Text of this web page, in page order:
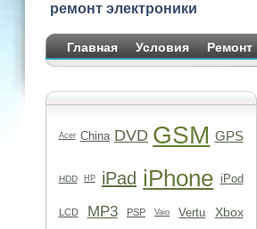
ремонт электроники
Главная Условия Ремонт
Acer China DVD GSM GPS
HDD HP iPad iPhone iPod
LCD MP3 PSP Vaio Vertu
Xbox